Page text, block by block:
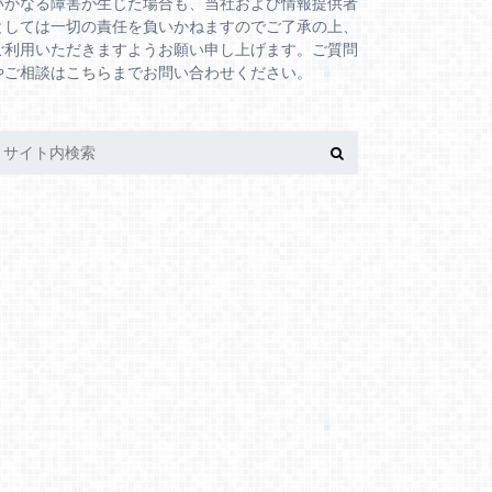
しては一切の責任を負いかねますのでご了承の上、
利用いただきますようお願い申し上げます。ご質問
ご相談はこちら までお問い合わせください。